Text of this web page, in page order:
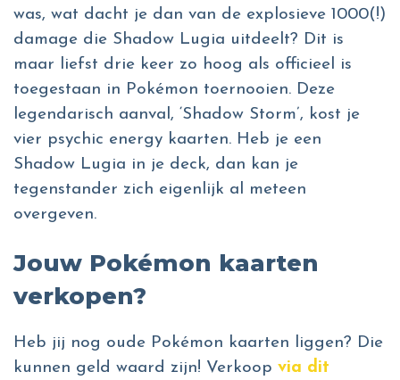
was, wat dacht je dan van de explosieve 1000(!)
damage die Shadow Lugia uitdeelt? Dit is
maar liefst drie keer zo hoog als officieel is
toegestaan in Pokémon toernooien. Deze
legendarisch aanval, ‘Shadow Storm’, kost je
vier psychic energy kaarten. Heb je een
Shadow Lugia in je deck, dan kan je
tegenstander zich eigenlijk al meteen
overgeven.
Jouw Pokémon kaarten
verkopen?
Heb jij nog oude Pokémon kaarten liggen? Die
kunnen geld waard zijn! Verkoop via dit